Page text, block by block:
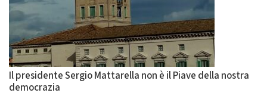
Il presidente Sergio Mattarella non è il Piave della nostra
democrazia